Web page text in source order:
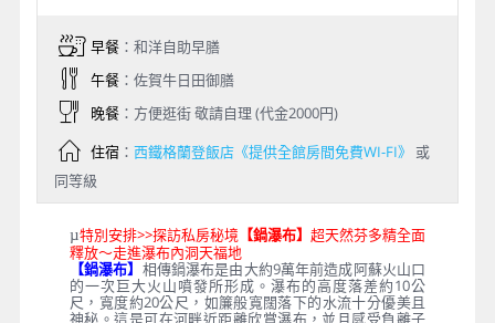
早餐：和洋自助早膳
午餐：佐賀牛日田御膳
晚餐：方便逛街 敬請自理 (代金2000円)
住宿： 西鐵格蘭登飯店《提供全館房間免費WI-FI》
或
同等級
µ特別安排>>探訪私房秘境 【鍋瀑布】超天然芬多精全面
釋放～走進瀑布內洞天福地
【鍋瀑布】 相傳鍋瀑布是由大約9萬年前造成阿蘇火山口
的一次巨大火山噴發所形成。瀑布的高度落差約10公
尺，寬度約20公尺，如簾般寬闊落下的水流十分優美且
神秘。這是可在河畔近距離欣賞瀑布，並且感受負離子